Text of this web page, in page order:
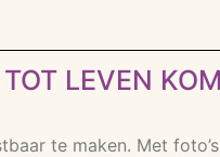
LEVEN
te maken. Met